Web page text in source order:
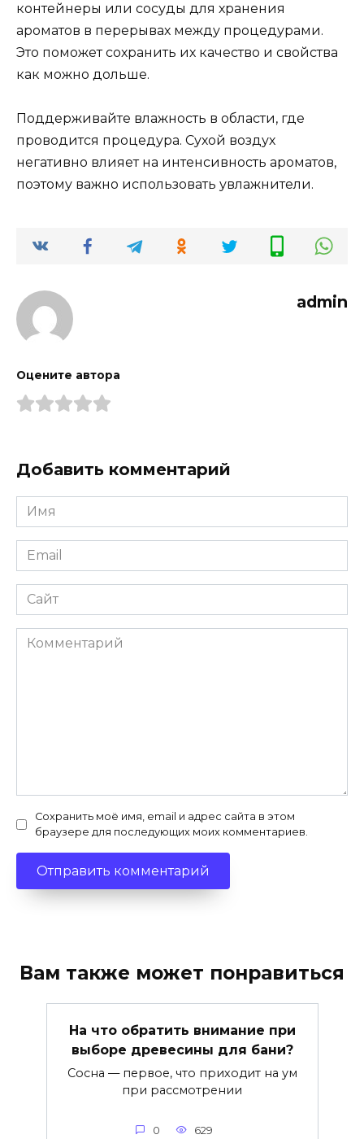
контейнеры или сосуды для хранения
ароматов в перерывах между процедурами.
Это поможет сохранить их качество и свойства
как можно дольше.
Поддерживайте влажность в области, где
проводится процедура. Сухой воздух
негативно влияет на интенсивность ароматов,
поэтому важно использовать увлажнители.
admin
Оцените автора
Добавить комментарий
Имя
*
Email
*
Сайт
Комментарий
Сохранить моё имя, email и адрес сайта в этом
браузере для последующих моих комментариев.
Вам также может понравиться
На что обратить внимание при
выборе древесины для бани?
Сосна — первое, что приходит на ум
при рассмотрении
0 629